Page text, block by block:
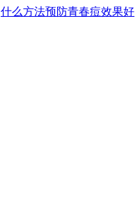
什么方法预防青春痘效果好